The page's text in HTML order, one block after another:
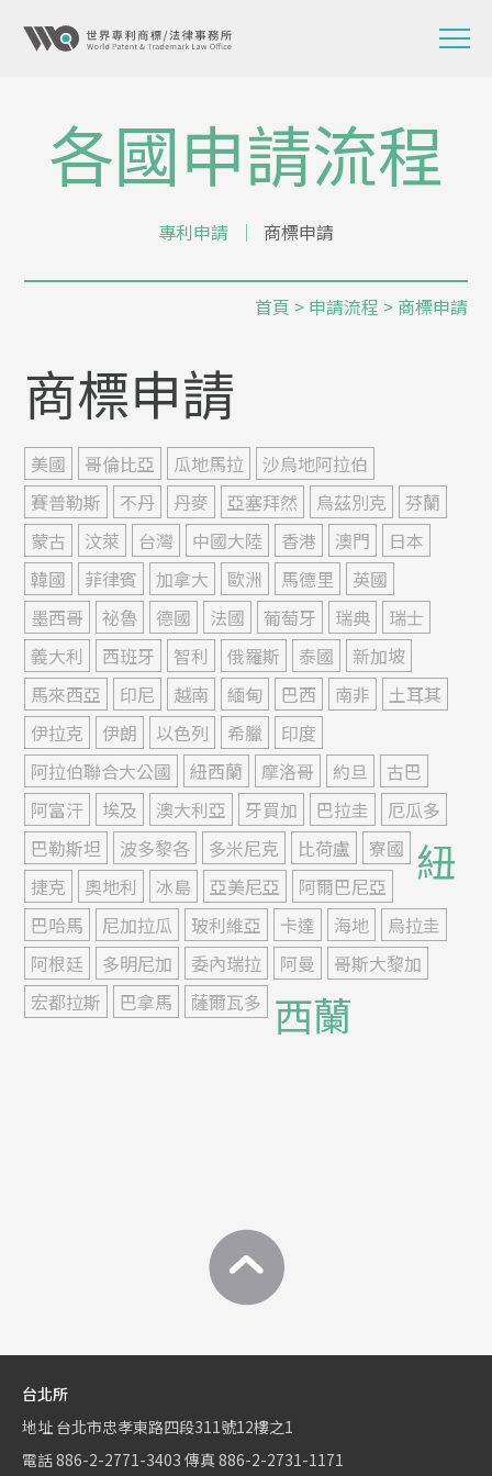
各國申請流程
專利申請 │ 商標申請
首頁 > 申請流程 > 商標申請
商標申請
美國 哥倫比亞 瓜地馬拉
沙烏地阿拉伯
賽普勒斯
不丹 丹麥 亞塞拜然 烏茲別克
芬蘭
蒙古
汶萊 台灣 中國大陸 香港 澳門
日本
韓國
菲律賓 加拿大 歐洲 馬德里
英國
墨西哥
祕魯 德國 法國 葡萄牙 瑞典
瑞士
義大利
西班牙 智利 俄羅斯 泰國
新加坡
馬來西亞
印尼 越南 緬甸 巴西 南非
土耳其
伊拉克
伊朗 以色列 希臘
印度
阿拉伯聯合大公國
紐西蘭 摩洛哥 約旦
古巴
阿富汗
埃及 澳大利亞 牙買加 巴拉圭
厄瓜多
巴勒斯坦
波多黎各 多米尼克 比荷盧
寮國
捷克
奧地利 冰島 亞美尼亞
阿爾巴尼亞
巴哈馬
尼加拉瓜 玻利維亞 卡達 海地
烏拉圭
阿根廷
多明尼加 委內瑞拉 阿曼
哥斯大黎加
宏都拉斯
巴拿馬 薩爾瓦多
紐
西蘭
台北所
地址 台北市忠孝東路四段311號12樓之1
電話886-2-2771-3403 傳真 886-2-2731-1171